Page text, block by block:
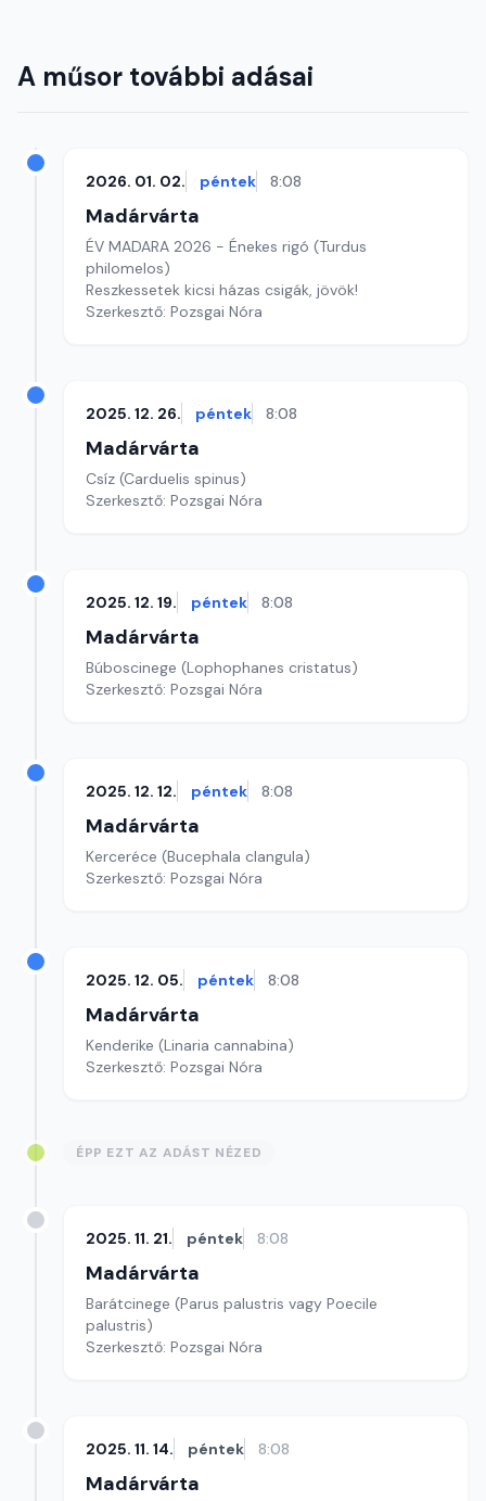
A műsor további adásai
2026. 01. 02. péntek 8:08
Madárvárta
ÉV MADARA 2026 - Énekes rigó (Turdus
philomelos)
Reszkessetek kicsi házas csigák, jövök!
Szerkesztő: Pozsgai Nóra
2025. 12. 26. péntek 8:08
Madárvárta
Csíz (Carduelis spinus)
Szerkesztő: Pozsgai Nóra
2025. 12. 19. péntek 8:08
Madárvárta
Búboscinege (Lophophanes cristatus)
Szerkesztő: Pozsgai Nóra
2025. 12. 12. péntek 8:08
Madárvárta
Kerceréce (Bucephala clangula)
Szerkesztő: Pozsgai Nóra
2025. 12. 05. péntek 8:08
Madárvárta
Kenderike (Linaria cannabina)
Szerkesztő: Pozsgai Nóra
ÉPP EZT AZ ADÁST NÉZED
2025. 11. 21. péntek 8:08
Madárvárta
Barátcinege (Parus palustris vagy Poecile
palustris)
Szerkesztő: Pozsgai Nóra
2025. 11. 14. péntek 8:08
Madárvárta